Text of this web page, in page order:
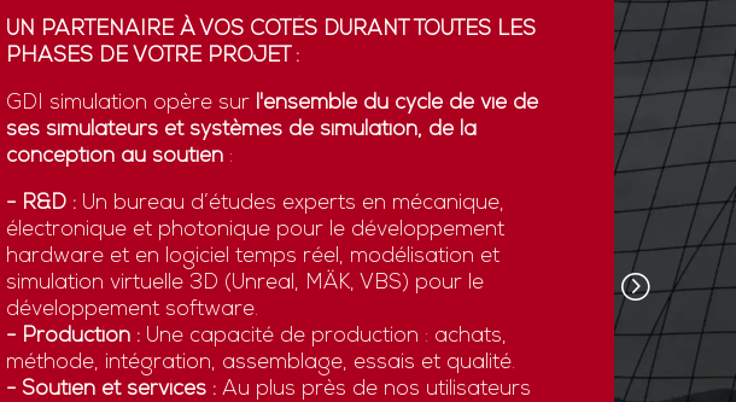
UN PARTENAIRE À VOS CÔTÉS DURANT TOUTES LES
PHASES DE VOTRE PROJET :
GDI simulation opère sur l'ensemble du cycle de vie de
ses simulateurs et systèmes de simulation, de la
conception au soutien :
- R&D : Un bureau d’études experts en mécanique,
électronique et photonique pour le développement
hardware et en logiciel temps réel, modélisation et
simulation virtuelle 3D (Unreal, MÄK, VBS) pour le
développement software.
- Production : Une capacité de production : achats,
méthode, intégration, assemblage, essais et qualité.
- Soutien et services : Au plus près de nos utilisateurs
GDI
La
l’export.
GDI
son
et des